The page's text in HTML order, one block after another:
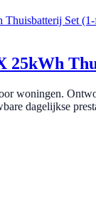
Set (1-
woningen.
dagelijkse